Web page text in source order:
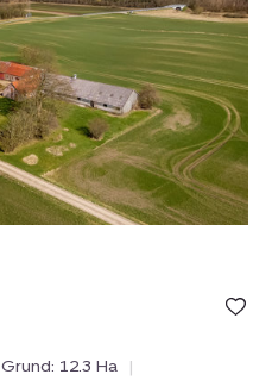
Bolig er
under
Grund: 12.3 Ha
|